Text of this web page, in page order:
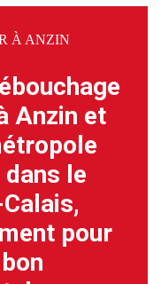
À ANZIN
Anzin et
dans le
pour